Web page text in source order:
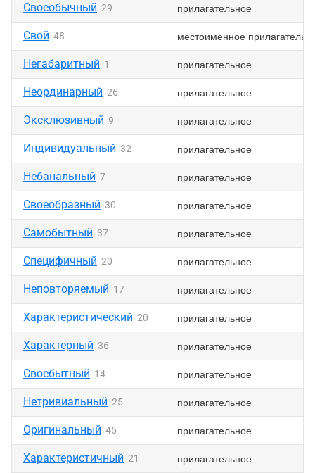
Своеобычный 29 прилагательное
Свой 48 местоименное
Негабаритный 1 прилагательное
Неординарный 26 прилагательное
Эксклюзивный 9 прилагательное
Индивидуальный 32 прилагательное
Небанальный 7 прилагательное
Своеобразный 30 прилагательное
Самобытный 37 прилагательное
Специфичный 20 прилагательное
Неповторяемый 17 прилагательное
Характеристический 20 прилагательное
Характерный 36 прилагательное
Своебытный 14 прилагательное
Нетривиальный 25 прилагательное
Оригинальный 45 прилагательное
Характеристичный 21 прилагательное